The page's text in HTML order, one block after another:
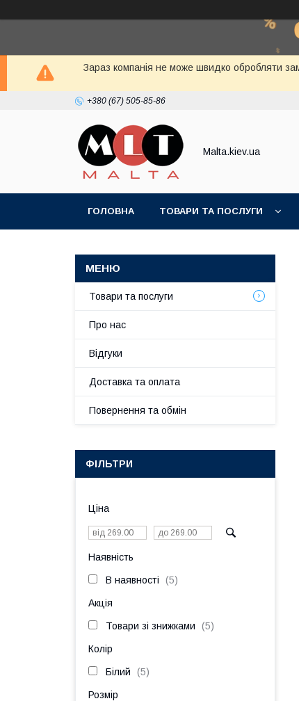
Зараз компанія не може швидко обробляти
+380 (67) 505-85-86
Malta.kiev.ua
ГОЛОВНА ТОВАРИ ТА ПОСЛУГИ
Товари та послуги
Про нас
Відгуки
Доставка та оплата
Повернення та обмін
ФІЛЬТРИ
Ціна
Наявність
В наявності 5
Акція
Товари зі знижками 5
Колір
Білий 5
Розмір